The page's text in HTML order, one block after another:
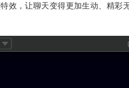
效，让聊天变得更加生动、精彩